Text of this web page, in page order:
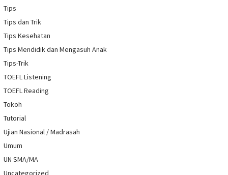
Tips
Tips dan Trik
Tips Kesehatan
Tips Mendidik dan Mengasuh Anak
Tips-Trik
TOEFL Listening
TOEFL Reading
Tokoh
Tutorial
Ujian Nasional / Madrasah
Umum
UN SMA/MA
Uncategorized